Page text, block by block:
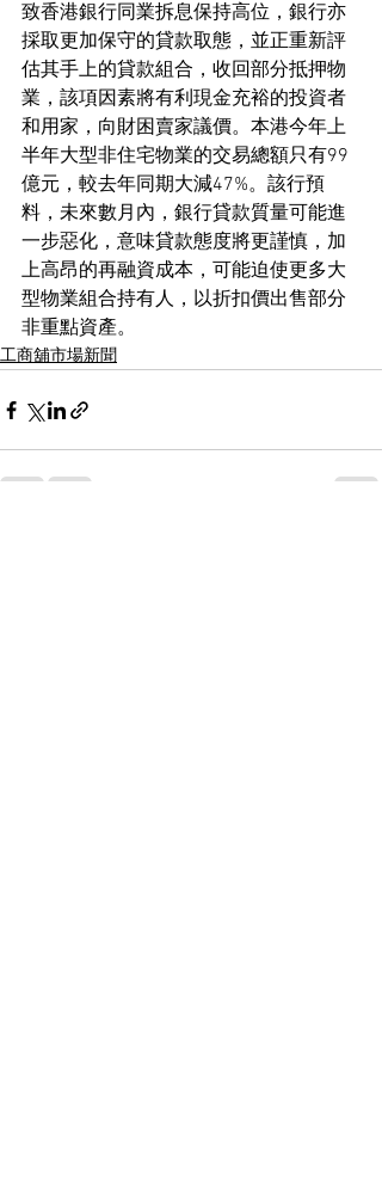
致香港銀行同業拆息保持高位，銀行亦
採取更加保守的貸款取態，並正重新評
估其手上的貸款組合，收回部分抵押物
業，該項因素將有利現金充裕的投資者
和用家，向財困賣家議價。本港今年上
半年大型非住宅物業的交易總額只有99
億元，較去年同期大減47%。該行預
料，未來數月內，銀行貸款質量可能進
一步惡化，意味貸款態度將更謹慎，加
上高昂的再融資成本，可能迫使更多大
型物業組合持有人，以折扣價出售部分
非重點資產。
工商舖市場新聞